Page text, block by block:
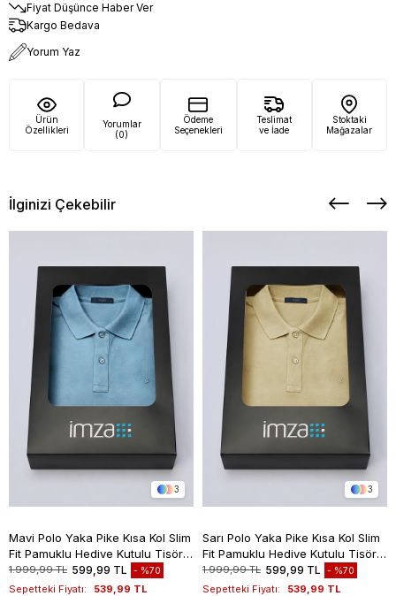
Fiyat Düşünce Haber Ver
Kargo Bedava
Yorum Yaz
Ürün
Özellikleri
Yorumlar
(0)
Ödeme
Seçenekleri
Teslimat
ve İade
Stoktaki
Mağazalar
İlginizi Çekebilir
3
Mavi Polo Yaka Pike Kısa Kol Slim
Fit Pamuklu Hediye Kutulu Tişört
1011260169
1.999,99 TL 599,99 TL %70
Sepetteki Fiyatı: 539,99 TL
3
Sarı Polo Yaka Pike Kısa Kol Slim
Fit Pamuklu Hediye Kutulu Tişört
1011260169
1.999,99 TL 599,99 TL %70
Sepetteki Fiyatı: 539,99 TL